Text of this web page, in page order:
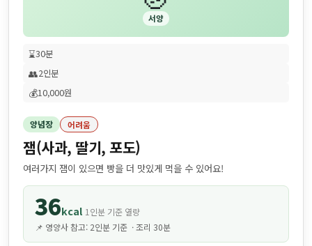
서양
⌛30분
👥2인분
💰10,000원
양념장 어려움
잼(사과, 딸기, 포도)
여러가지 잼이 있으면 빵을 더 맛있게 먹을 수 있어요!
36kcal 1인분 기준 열량
📌 영양사 참고: 2인분 기준 · 조리 30분